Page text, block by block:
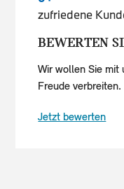
zufriedene
BEWERTEN
Wir wollen Sie mit
Freude verbreiten.
Jetzt bewerten